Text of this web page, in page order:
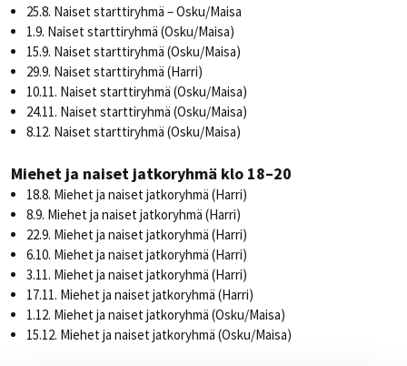
25.8. Naiset starttiryhmä – Osku/Maisa
1.9. Naiset starttiryhmä (Osku/Maisa)
15.9. Naiset starttiryhmä (Osku/Maisa)
29.9. Naiset starttiryhmä (Harri)
10.11. Naiset starttiryhmä (Osku/Maisa)
24.11. Naiset starttiryhmä (Osku/Maisa)
8.12. Naiset starttiryhmä (Osku/Maisa)
Miehet ja naiset jatkoryhmä klo 18–20
18.8. Miehet ja naiset jatkoryhmä (Harri)
8.9. Miehet ja naiset jatkoryhmä (Harri)
22.9. Miehet ja naiset jatkoryhmä (Harri)
6.10. Miehet ja naiset jatkoryhmä (Harri)
3.11. Miehet ja naiset jatkoryhmä (Harri)
17.11. Miehet ja naiset jatkoryhmä (Harri)
1.12. Miehet ja naiset jatkoryhmä (Osku/Maisa)
15.12. Miehet ja naiset jatkoryhmä (Osku/Maisa)